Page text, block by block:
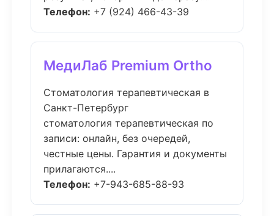
Телефон: +7 (924) 466-43-39
МедиЛаб Premium Ortho
Стоматология терапевтическая в
Санкт-Петербург
стоматология терапевтическая по
записи: онлайн, без очередей,
честные цены. Гарантия и документы
прилагаются....
Телефон: +7-943-685-88-93